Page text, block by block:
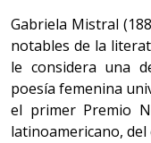
Gabriela Mistral
notables de la
le considera una
poesía femenina
el primer Premio
latinoamericano, del